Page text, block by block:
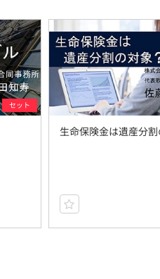
セット
生命保険金は遺産分割